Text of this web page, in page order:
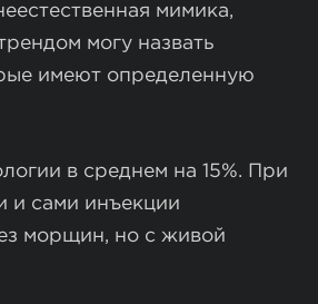
мимика,
могу назвать
имеют определенную
в среднем на 15%. При
и сами инъекции
морщин, но с живой